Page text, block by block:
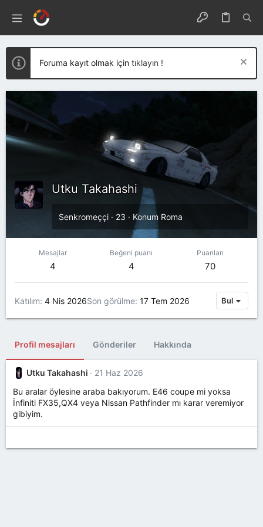
Foruma kayıt olmak için tıklayın !
Utku Takahashi
Senkromeççi · 23 · Konum Roma
Mesajlar
4
Beğeni puanı
4
Puanları
70
Katılım 4 Nis 2026Son görülme 17 Tem 2026 Bul
Profil mesajları Gönderiler Hakkında
Utku Takahashi
21 Haz 2026
Bu aralar öylesine araba bakıyorum. E46 coupe mi yoksa
İnfiniti FX35,QX4 veya Nissan Pathfinder mı karar veremiyor
gibiyim.